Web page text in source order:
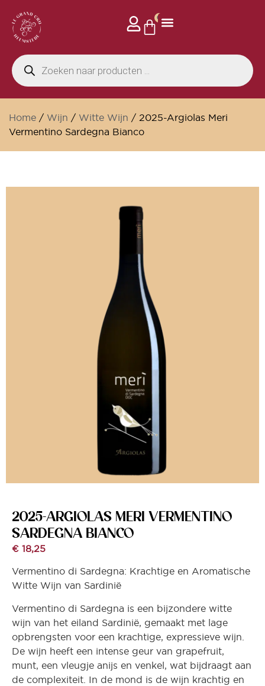
0
Home / Wijn / Witte Wijn / 2025-Argiolas Meri
Vermentino Sardegna Bianco
2025-ARGIOLAS MERI VERMENTINO
SARDEGNA BIANCO
€ 18,25
Vermentino di Sardegna: Krachtige en Aromatische
Witte Wijn van Sardinië
Vermentino di Sardegna is een bijzondere witte
wijn van het eiland Sardinië, gemaakt met lage
opbrengsten voor een krachtige, expressieve wijn.
De wijn heeft een intense geur van grapefruit,
munt, een vleugje anijs en venkel, wat bijdraagt aan
de complexiteit. In de mond is de wijn krachtig en